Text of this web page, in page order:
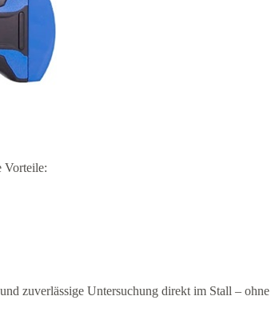
Vorteile:
zuverlässige Untersuchung direkt im Stall –